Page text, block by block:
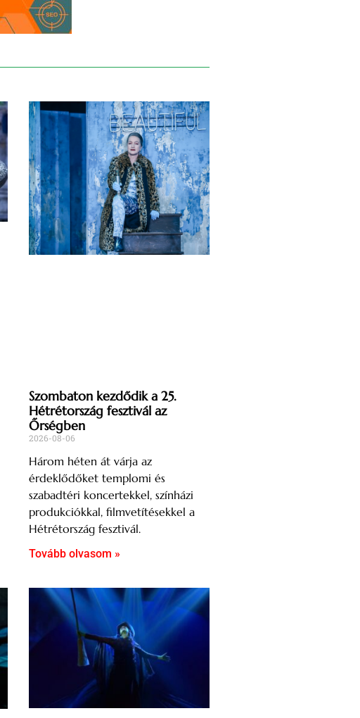
Szombaton kezdődik a 25.
Hétrétország fesztivál az
Őrségben
2026-08-06
Három héten át várja az
érdeklődőket templomi és
szabadtéri koncertekkel, színházi
produkciókkal, filmvetítésekkel a
Hétrétország fesztivál.
Tovább olvasom »